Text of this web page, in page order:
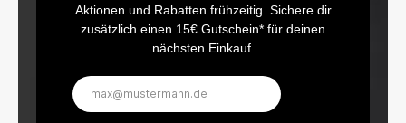
Aktionen und Rabatten frühzeitig. Sichere dir
zusätzlich einen 15€ Gutschein* für deinen
nächsten Einkauf.
E-
Mail-
Adresse*